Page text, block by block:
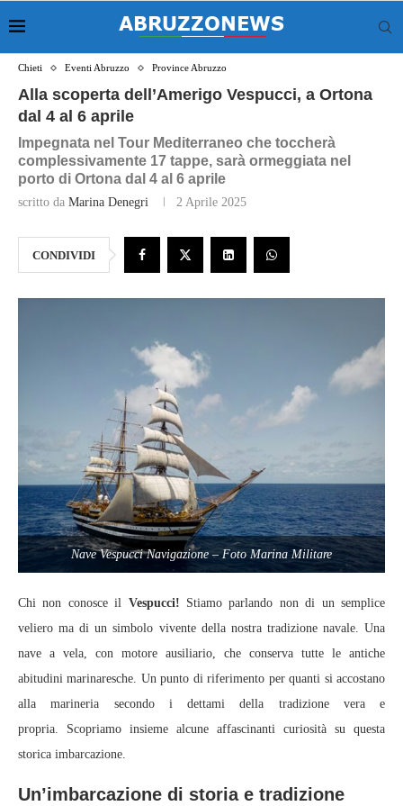
Chieti Eventi Abruzzo Province Abruzzo
Alla scoperta dell’Amerigo Vespucci, a Ortona
dal 4 al 6 aprile
Impegnata nel Tour Mediterraneo che toccherà
complessivamente 17 tappe, sarà ormeggiata nel
porto di Ortona dal 4 al 6 aprile
scritto da Marina Denegri 2 Aprile 2025
CONDIVIDI
Nave Vespucci Navigazione – Foto Marina Militare
Chi non conosce il Vespucci! Stiamo parlando non di un semplice
veliero ma di un simbolo vivente della nostra tradizione navale. Una
nave a vela, con motore ausiliario, che conserva tutte le antiche
abitudini marinaresche. Un punto di riferimento per quanti si accostano
alla marineria secondo i dettami della tradizione vera e
propria. Scopriamo insieme alcune affascinanti curiosità su questa
storica imbarcazione.
Un’imbarcazione di storia e tradizione